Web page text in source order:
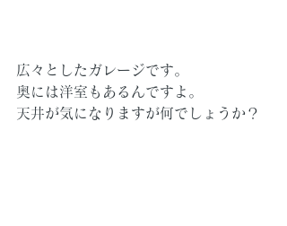
広々としたガレージです。
奥には洋室もあるんですよ。
天井が気になりますが何でしょうか？